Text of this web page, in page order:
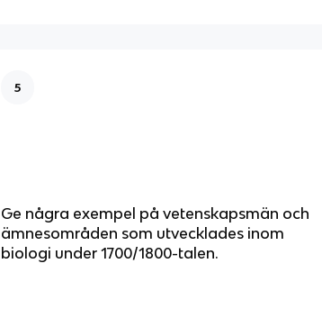
5
Ge några exempel på vetenskapsmän och
ämnesområden som utvecklades inom
biologi under 1700/1800-talen.